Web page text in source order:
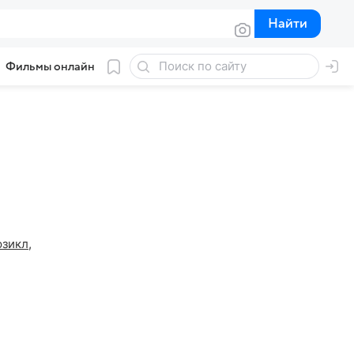
Найти
Найти
Фильмы онлайн
,